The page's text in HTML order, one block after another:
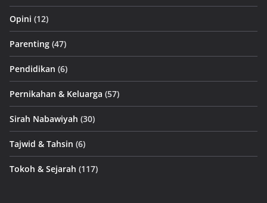
Opini (12)
Parenting (47)
Pendidikan (6)
Pernikahan & Keluarga (57)
Sirah Nabawiyah (30)
Tajwid & Tahsin (6)
Tokoh & Sejarah (117)